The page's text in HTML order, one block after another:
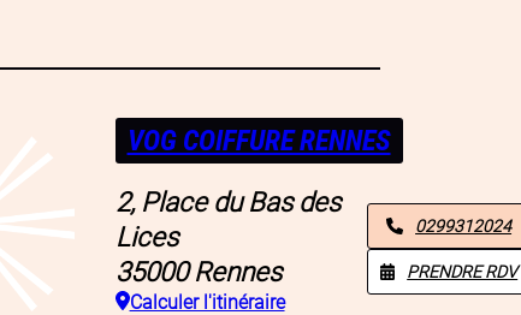
VOG COIFFURE RENNES
2, Place du Bas des
Lices
35000 Rennes
Calculer l'itinéraire
0299312024
PRENDRE RDV